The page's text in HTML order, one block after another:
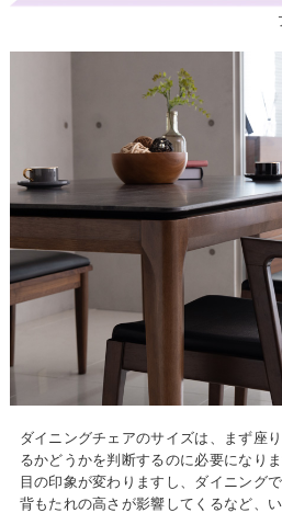
ダイニングチェアのサイズは、まず座
るかどうかを判断するのに必要になり
目の印象が変わりますし、ダイニング
背もたれの高さが影響してくるなど、